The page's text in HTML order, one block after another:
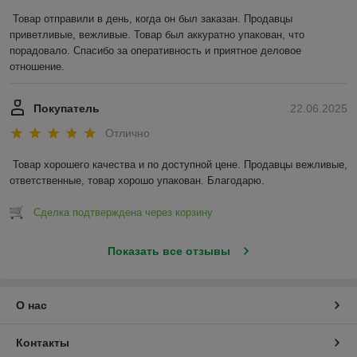
Товар отправили в день, когда он был заказан. Продавцы
приветливые, вежливые. Товар был аккуратно упакован, что
порадовало. Спасибо за оперативность и приятное деловое
отношение.
22.06.2025
Покупатель
Отлично
Товар хорошего качества и по доступной цене. Продавцы вежливые,
ответственные, товар хорошо упакован. Благодарю.
Сделка подтверждена через корзину
Показать все отзывы
О нас
Контакты